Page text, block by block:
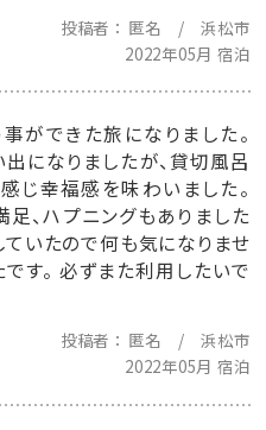
投稿者
匿名 / 浜松市
2022年05月 宿泊
ができた旅になりました。
になりましたが、貸切風呂
じ幸福感を味わいました。
、ハプニングもありました
いたので何も気になりませ
す。 必ずまた利用したいで
投稿者
匿名 / 浜松市
2022年05月 宿泊